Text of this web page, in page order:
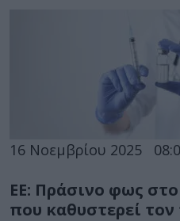
16 Νοεμβρίου 2025
ΕΕ: Πράσινο φως
που καθυστερεί